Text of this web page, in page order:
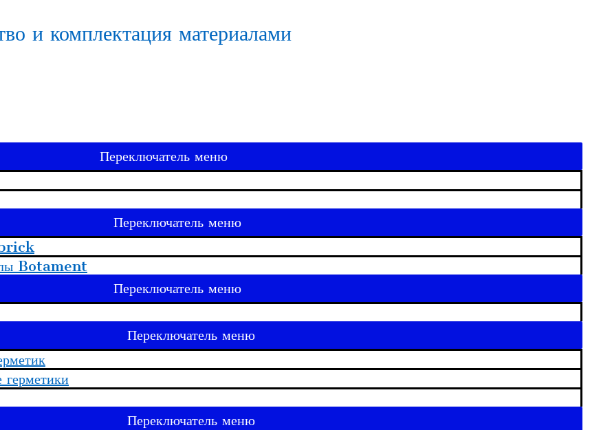
и комплектация материалами
Переключатель меню
Переключатель меню
brick
Botament
Переключатель меню
Переключатель меню
герметики
Переключатель меню